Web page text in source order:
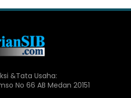
&Tata Usaha:
No 66 AB Medan 20151